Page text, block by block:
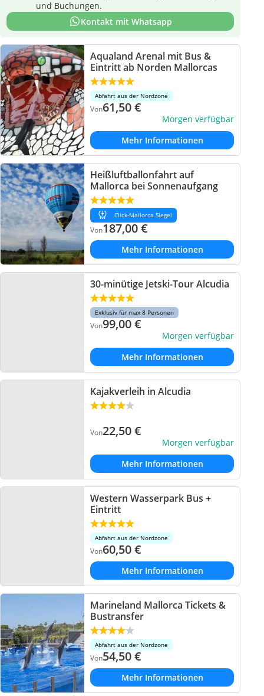
und Buchungen.
Kontakt mit Whatsapp
Aqualand Arenal mit Bus &
Eintritt ab Norden Mallorcas
Abfahrt aus der Nordzone
Von61,50€
Morgen verfügbar
Mehr Informationen
Heißluftballonfahrt auf
Mallorca bei Sonnenaufgang
Click-Mallorca Siegel
Von187,00€
Mehr Informationen
30-minütige Jetski-Tour Alcudia
Exklusiv für max 8 Personen
Von99,00€
Morgen verfügbar
Mehr Informationen
Kajakverleih in Alcudia
Von22,50€
Morgen verfügbar
Mehr Informationen
Western Wasserpark Bus +
Eintritt
Abfahrt aus der Nordzone
Von60,50€
Mehr Informationen
Marineland Mallorca Tickets &
Bustransfer
Abfahrt aus der Nordzone
Von54,50€
Mehr Informationen